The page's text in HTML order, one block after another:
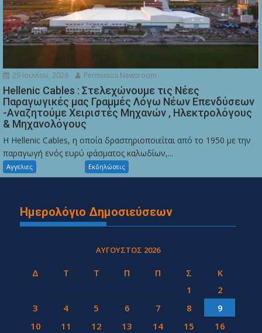
29 Ιουνίου, 2026 Permissos Newsroom
Hellenic Cables : Στελεχώνουμε τις Νέες
Παραγωγικές μας Γραμμές Λόγω Νέων Επενδύσεων
-Αναζητούμε Χειριστές Μηχανών , Ηλεκτρολόγους
& Μηχανολόγους
Η Hellenic Cables, η οποία δραστηριοποιείται από το 1950 με την
παραγωγή ενός ευρύ φάσματος καλωδίων,...
Αγγελιες Εκδηλώσεις
Ημερολόγιο Δημοσιεύσεων
ΑΎΓΟΥΣΤΟΣ 2026
Δ Τ Τ Π Π Σ
Κ
1
2
3
4 5 6 7 8
9
10
11 12 13 14 15
16